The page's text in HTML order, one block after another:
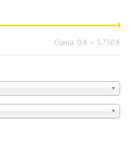
Cijena: 0 € — 3,730 €